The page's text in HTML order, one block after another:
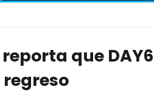
reporta que
regreso